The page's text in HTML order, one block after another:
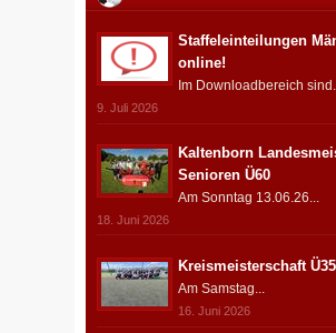
Staffeleinteilungen
online!
Im Downloadbereich
9. Juli 2026
Kaltenborn
Senioren Ü60
Am Sonntag 13.06.26...
18. Juni 2026
Kreismeisterschaft Ü35
Am Samstag...
16. Juni 2026